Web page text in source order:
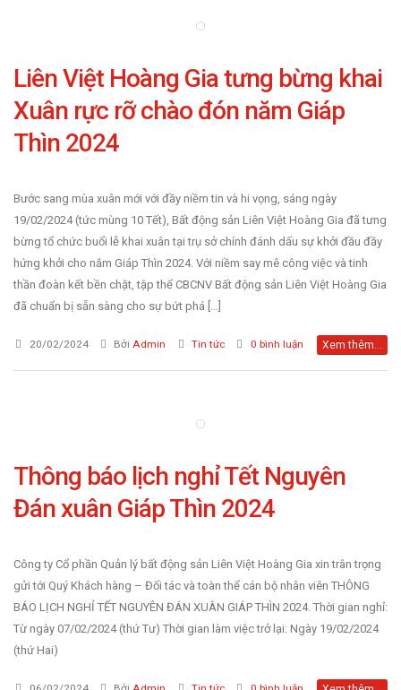
Liên Việt Hoàng Gia tưng bừng khai
Xuân rực rỡ chào đón năm Giáp
Thìn 2024
Bước sang mùa xuân mới với đầy niềm tin và hi vọng, sáng ngày
19/02/2024 (tức mùng 10 Tết), Bất động sản Liên Việt Hoàng Gia đã tưng
bừng tổ chức buổi lễ khai xuân tại trụ sở chính đánh dấu sự khởi đầu đầy
hứng khởi cho năm Giáp Thìn 2024. Với niềm say mê công việc và tinh
thần đoàn kết bền chặt, tập thể CBCNV Bất động sản Liên Việt Hoàng Gia
đã chuẩn bị sẵn sàng cho sự bứt phá [...]
20/02/2024 Bởi Admin Tin tức 0 bình luận Xem thêm...
Thông báo lịch nghỉ Tết Nguyên
Đán xuân Giáp Thìn 2024
Công ty Cổ phần Quản lý bất động sản Liên Việt Hoàng Gia xin trân trọng
gửi tới Quý Khách hàng – Đối tác và toàn thể cán bộ nhân viên THÔNG
BÁO LỊCH NGHỈ TẾT NGUYÊN ĐÁN XUÂN GIÁP THÌN 2024. Thời gian nghỉ:
Từ ngày 07/02/2024 (thứ Tư) Thời gian làm việc trở lại: Ngày 19/02/2024
(thứ Hai)
Văn phòng Nguyễn Chánh
Quận Cầu Giấy
Văn Phòng Miếu Đầm
Quận Từ Liêm
Văn Phòng Lê Đức Thọ
Quận Từ Liêm
Văn Phòng Vũ Phạm Hàm